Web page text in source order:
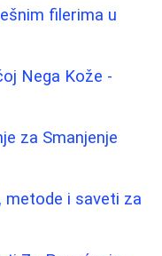
filerima u
Nega Kože -
za Smanjenje
metode i saveti za